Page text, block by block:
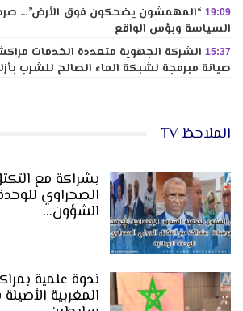
19:09 “المهمشون يضحكون فوق الأرض”…
السياسة وبؤس الواقع
15:37 الشركة الجهوية متعددة الخدمات
صيانة مبرمجة لشبكة الماء الصالح للشرب
الملاحظ TV
بشراكة مع
الصحراوي
الشؤون…
ندوة علمية
المغربية